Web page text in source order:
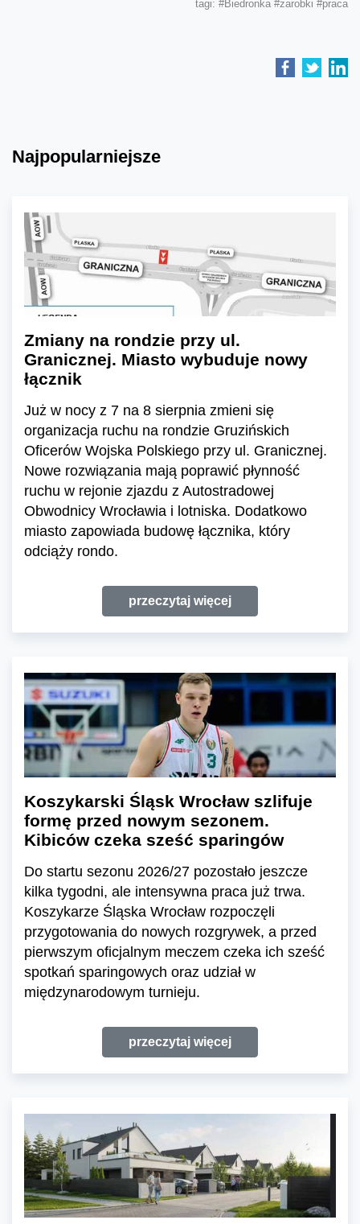
tagi: #Biedronka #zarobki #praca
Najpopularniejsze
Zmiany na rondzie przy ul.
Granicznej. Miasto wybuduje nowy
łącznik
Już w nocy z 7 na 8 sierpnia zmieni się
organizacja ruchu na rondzie Gruzińskich
Oficerów Wojska Polskiego przy ul. Granicznej.
Nowe rozwiązania mają poprawić płynność
ruchu w rejonie zjazdu z Autostradowej
Obwodnicy Wrocławia i lotniska. Dodatkowo
miasto zapowiada budowę łącznika, który
odciąży rondo.
przeczytaj więcej
Koszykarski Śląsk Wrocław szlifuje
formę przed nowym sezonem.
Kibiców czeka sześć sparingów
Do startu sezonu 2026/27 pozostało jeszcze
kilka tygodni, ale intensywna praca już trwa.
Koszykarze Śląska Wrocław rozpoczęli
przygotowania do nowych rozgrywek, a przed
pierwszym oficjalnym meczem czeka ich sześć
spotkań sparingowych oraz udział w
międzynarodowym turnieju.
przeczytaj więcej